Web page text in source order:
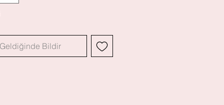
Geldiğinde Bildir